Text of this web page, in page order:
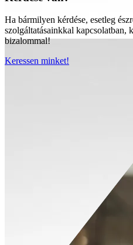
Ha bármilyen kérdése, esetleg
szolgáltatásainkkal kapcsolatban,
bizalommal!
Keressen minket!